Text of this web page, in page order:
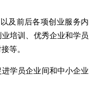
及前后各项创业服务内
培训、优秀企业和学员
等。
学员企业间和中小企业